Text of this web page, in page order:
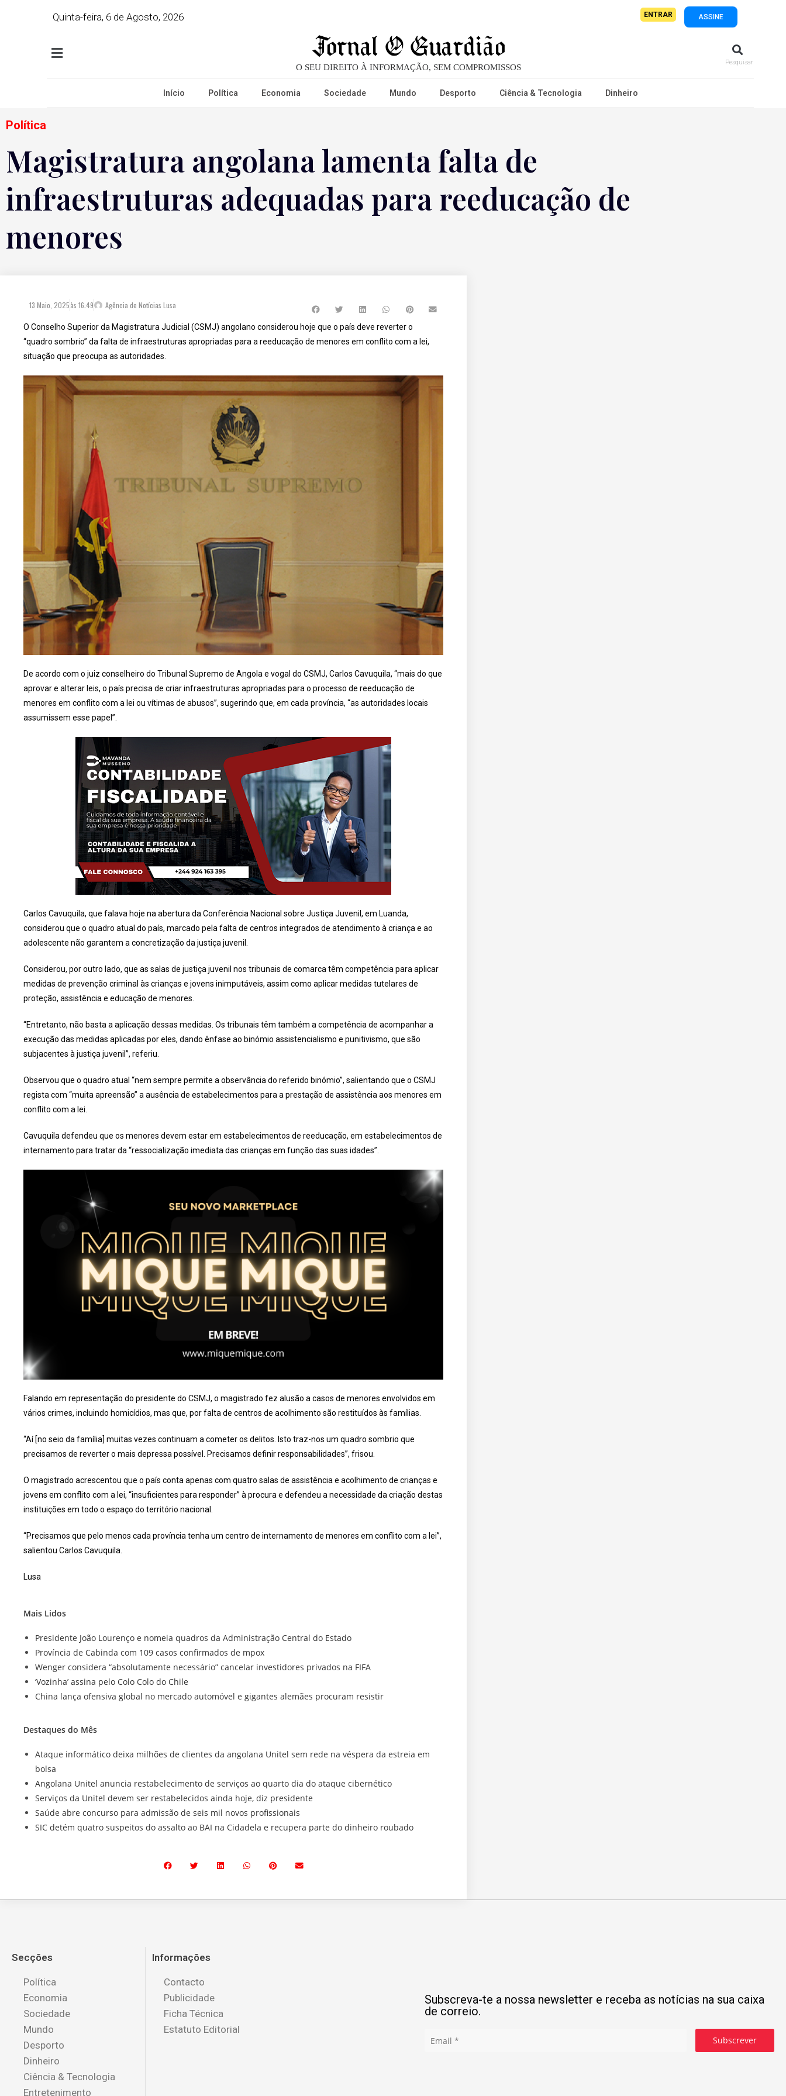
Quinta-feira, 6 de Agosto, 2026 ENTRAR ASSINE
O SEU DIREITO À INFORMAÇÃO, SEM COMPROMISSOS
Pesquisar
Início Política Economia Sociedade Mundo Desporto Ciência & Tecnologia Dinheiro
Política
Magistratura angolana lamenta falta de
infraestruturas adequadas para reeducação de
menores
13 Maio, 2025às 16:49 Agência de Notícias Lusa
O Conselho Superior da Magistratura Judicial (CSMJ) angolano considerou hoje que o país deve reverter o
“quadro sombrio” da falta de infraestruturas apropriadas para a reeducação de menores em conflito com a lei,
situação que preocupa as autoridades.
De acordo com o juiz conselheiro do Tribunal Supremo de Angola e vogal do CSMJ, Carlos Cavuquila, “mais do que
aprovar e alterar leis, o país precisa de criar infraestruturas apropriadas para o processo de reeducação de
menores em conflito com a lei ou vítimas de abusos”, sugerindo que, em cada província, “as autoridades locais
assumissem esse papel”.
Carlos Cavuquila, que falava hoje na abertura da Conferência Nacional sobre Justiça Juvenil, em Luanda,
considerou que o quadro atual do país, marcado pela falta de centros integrados de atendimento à criança e ao
adolescente não garantem a concretização da justiça juvenil.
Considerou, por outro lado, que as salas de justiça juvenil nos tribunais de comarca têm competência para aplicar
medidas de prevenção criminal às crianças e jovens inimputáveis, assim como aplicar medidas tutelares de
proteção, assistência e educação de menores.
“Entretanto, não basta a aplicação dessas medidas. Os tribunais têm também a competência de acompanhar a
execução das medidas aplicadas por eles, dando ênfase ao binómio assistencialismo e punitivismo, que são
subjacentes à justiça juvenil”, referiu.
Observou que o quadro atual “nem sempre permite a observância do referido binómio”, salientando que o CSMJ
regista com “muita apreensão” a ausência de estabelecimentos para a prestação de assistência aos menores em
conflito com a lei.
Cavuquila defendeu que os menores devem estar em estabelecimentos de reeducação, em estabelecimentos de
internamento para tratar da “ressocialização imediata das crianças em função das suas idades”.
Falando em representação do presidente do CSMJ, o magistrado fez alusão a casos de menores envolvidos em
vários crimes, incluindo homicídios, mas que, por falta de centros de acolhimento são restituídos às famílias.
“Aí [no seio da família] muitas vezes continuam a cometer os delitos. Isto traz-nos um quadro sombrio que
precisamos de reverter o mais depressa possível. Precisamos definir responsabilidades”, frisou.
O magistrado acrescentou que o país conta apenas com quatro salas de assistência e acolhimento de crianças e
jovens em conflito com a lei, “insuficientes para responder” à procura e defendeu a necessidade da criação destas
instituições em todo o espaço do território nacional.
“Precisamos que pelo menos cada província tenha um centro de internamento de menores em conflito com a lei”,
salientou Carlos Cavuquila.
Lusa
Mais Lidos
Presidente João Lourenço e nomeia quadros da Administração Central do Estado
Província de Cabinda com 109 casos confirmados de mpox
Wenger considera “absolutamente necessário” cancelar investidores privados na FIFA
‘Vozinha’ assina pelo Colo Colo do Chile
China lança ofensiva global no mercado automóvel e gigantes alemães procuram resistir
Destaques do Mês
Ataque informático deixa milhões de clientes da angolana Unitel sem rede na véspera da estreia em
bolsa
Angolana Unitel anuncia restabelecimento de serviços ao quarto dia do ataque cibernético
Serviços da Unitel devem ser restabelecidos ainda hoje, diz presidente
Saúde abre concurso para admissão de seis mil novos profissionais
SIC detém quatro suspeitos do assalto ao BAI na Cidadela e recupera parte do dinheiro roubado
Secções
Política
Economia
Sociedade
Mundo
Desporto
Dinheiro
Ciência & Tecnologia
Entretenimento
Informações
Contacto
Publicidade
Ficha Técnica
Estatuto Editorial
Subscreva-te a nossa newsletter e receba as notícias na sua caixa
de correio.
Subscrever